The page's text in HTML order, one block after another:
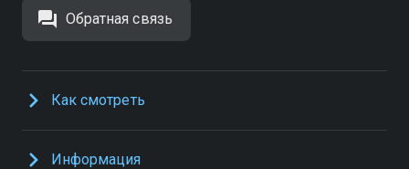
Обратная связь
Как смотреть
Информация